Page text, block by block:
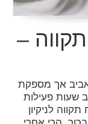
–
אך מספקת
אורים 40 תל אביב שעות פעילות
תקווה לניקיון